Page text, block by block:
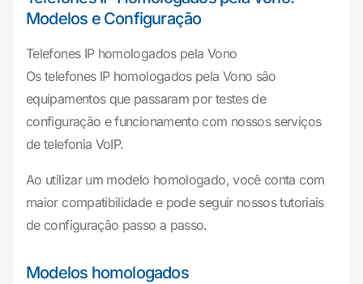
Modelos e Configuração
Telefones IP homologados pela Vono
Os telefones IP homologados pela Vono são
equipamentos que passaram por testes de
configuração e funcionamento com nossos serviços
de telefonia VoIP.
Ao utilizar um modelo homologado, você conta com
maior compatibilidade e pode seguir nossos tutoriais
de configuração passo a passo.
Modelos homologados